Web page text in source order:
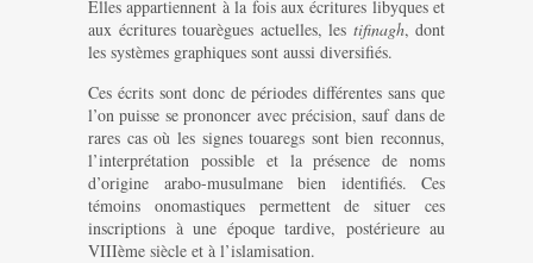
Elles appartiennent à la fois aux écritures libyques et
aux écritures touarègues actuelles, les tifinagh, dont
les systèmes graphiques sont aussi diversifiés.
Ces écrits sont donc de périodes différentes sans que
l’on puisse se prononcer avec précision, sauf dans de
rares cas où les signes touaregs sont bien reconnus,
l’interprétation possible et la présence de noms
d’origine arabo-musulmane bien identifiés. Ces
témoins onomastiques permettent de situer ces
inscriptions à une époque tardive, postérieure au
VIIIème siècle et à l’islamisation.